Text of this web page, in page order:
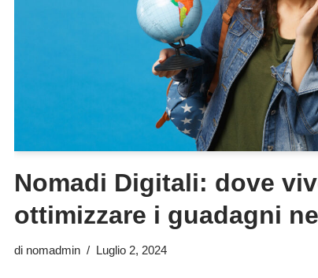
Nomadi Digitali: dove
ottimizzare i guadagni
di nomadmin Luglio 2, 2024